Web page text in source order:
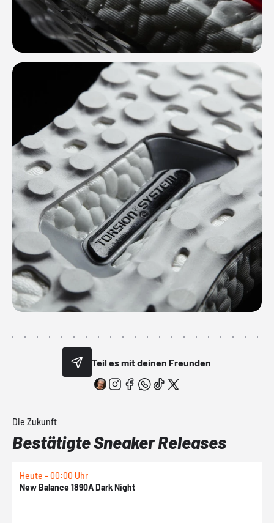
Teil es mit deinen Freunden
Die Zukunft
Bestätigte Sneaker Releases
Heute - 00:00 Uhr
New Balance 1890A Dark Night